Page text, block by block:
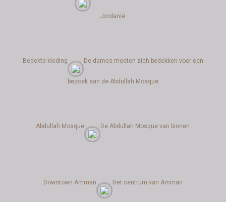
Jordanië
Bedekte kleding De dames moeten zich bedekken voor een
bezoek aan de Abdullah Mosque
Abdullah Mosque De Abdullah Mosque van binnen
Downtown Amman Het centrum van Amman